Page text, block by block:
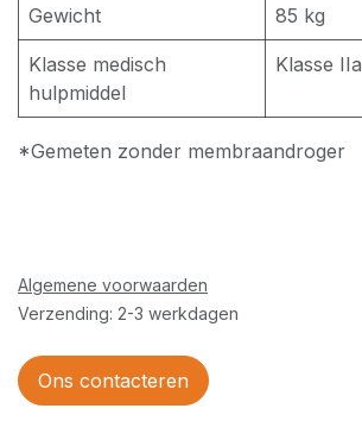
Gewicht 85 kg
Klasse medisch
hulpmiddel
Klasse IIa
*Gemeten zonder membraandroger
Algemene voorwaarden
Verzending: 2-3 werkdagen
Ons contacteren